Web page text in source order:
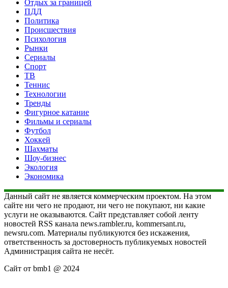
Отдых за границей
ПДД
Политика
Происшествия
Психология
Рынки
Сериалы
Спорт
ТВ
Теннис
Технологии
Тренды
Фигурное катание
Фильмы и сериалы
Футбол
Хоккей
Шахматы
Шоу-бизнес
Экология
Экономика
Данный сайт не является коммерческим проектом. На этом
сайте ни чего не продают, ни чего не покупают, ни какие
услуги не оказываются. Сайт представляет собой ленту
новостей RSS канала news.rambler.ru, kommersant.ru,
newsru.com. Материалы публикуются без искажения,
ответственность за достоверность публикуемых новостей
Администрация сайта не несёт.
Сайт от bmb1 @ 2024